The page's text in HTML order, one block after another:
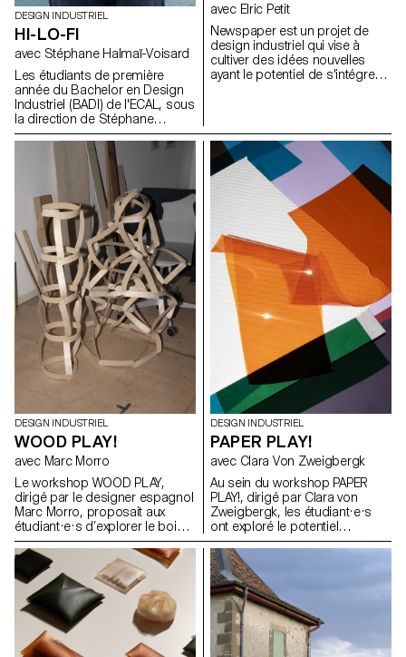
DESIGN INDUSTRIEL
HI-LO-FI
avec Stéphane Halmaï-Voisard
Les étudiants de première
année du Bachelor en Design
Industriel (BADI) de l'ECAL, sous
la direction de Stéphane
Halmaï-Voisard, responsable
du BADI, se sont lancés dans
un projet visant à concevoir
leurs propres interprétations
uniques d'une enceinte
Bluetooth. Ce projet a mis les
étudiants au défi de travailler de
manière créative dans les
contraintes d'un kit existant de
composants techniques, les
incitant à explorer des
approches innovantes en
termes de forme, de matérialité
et de fonctionnalité.
avec Elric Petit
Newspaper est un projet de
design industriel qui vise à
cultiver des idées nouvelles
ayant le potentiel de s'intégrer
direction d'Elric Petit, chaque
étudiant a eu la possibilité
d'explorer un sujet choisi, en
exprimant ses affinités et ses
intérêts personnels, ce qui a
permis d'améliorer l'expérience
globale du projet. Dans l'esprit
de la pluridisciplinarité, les
étudiants ont participé à un
atelier d'écriture avec un
journaliste professionnel, qui a
débouché sur 25 articles
rédigés par les étudiants sur
leurs projets individuels,
rassemblés dans un journal
imprimé.
DESIGN INDUSTRIEL
WOOD PLAY!
avec Marc Morro
Le workshop WOOD PLAY,
dirigé par le designer espagnol
Marc Morro, proposait aux
étudiant·e·s d’explorer le bois
en tant que système de
construction ouvert et
accessible à tous les publics.
L’objectif était de stimuler la
créativité et l’expérimentation à
travers la conception de
modules ludiques et
reconfigurables, exploitant les
DESIGN INDUSTRIEL
PAPER PLAY!
avec Clara Von Zweigbergk
Au sein du workshop PAPER
PLAY!, dirigé par Clara von
Zweigbergk, les étudiant·e·s
ont exploré le potentiel
expressif du papier et du
carton afin de réinventer des
abat-jour destinés à des
luminaires de plafond, muraux,
sur pied, de chevet, de table ou
portables. L’accent a été mis
sur l’expérimentation et le jeu —
en testant les possibilités et les